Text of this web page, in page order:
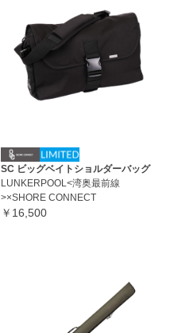
SC ビッグベイトショルダーバッグ
LUNKERPOOL<湾奥最前線
>×SHORE CONNECT
￥16,500